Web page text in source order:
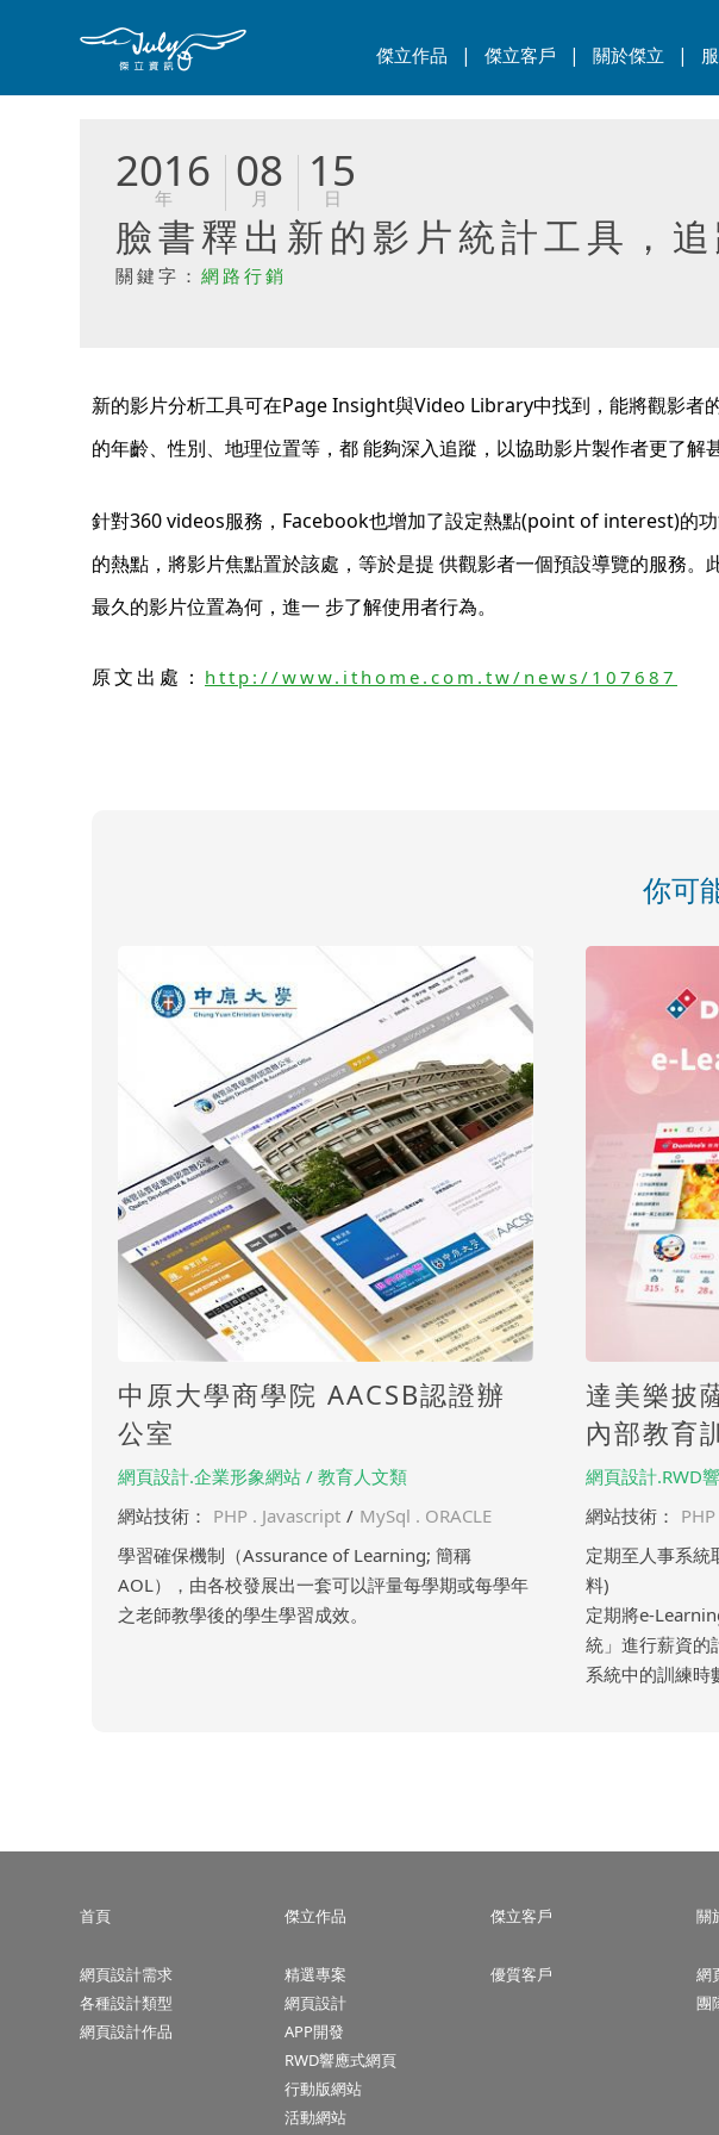
傑立作品 | 傑立客戶 | 關於傑立 |
2016
年 08
月 15
日
臉書釋出新的影片統計工具，
關鍵字： 網路行銷
新的影片分析工具可在Page Insight與Video Library中找到，能將觀影者
的年齡、性別、地理位置等，都 能夠深入追蹤，以協助影片製作者更了解
針對360 videos服務，Facebook也增加了設定熱點(point of interest)的
的熱點，將影片焦點置於該處，等於是提 供觀影者一個預設導覽的服務
最久的影片位置為何，進一 步了解使用者行為。
原文出處： http://www.ithome.com.tw/news/107687
你可
中原大學商學院 AACSB認證辦
公室
網頁設計.企業形象網站 / 教育人文類
網站技術： PHP . Javascript / MySql . ORACLE
學習確保機制（Assurance of Learning; 簡稱
AOL），由各校發展出一套可以評量每學期或每學年
之老師教學後的學生學習成效。
達美樂披
內部教育
網頁設計.RWD
網站技術：
定期至人事系統
料)
定期將e-
統」進行薪資的
系統中的訓練時
首頁
網頁設計需求
各種設計類型
網頁設計作品
傑立作品
精選專案
網頁設計
APP開發
RWD響應式網頁
行動版網站
活動網站
傑立客戶
優質客戶
關
網
團